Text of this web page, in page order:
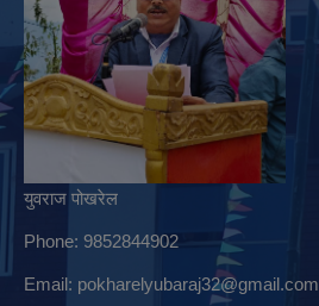
युवराज पोखरेल
Phone: 9852844902
Email: pokharelyubaraj32@gmail.com